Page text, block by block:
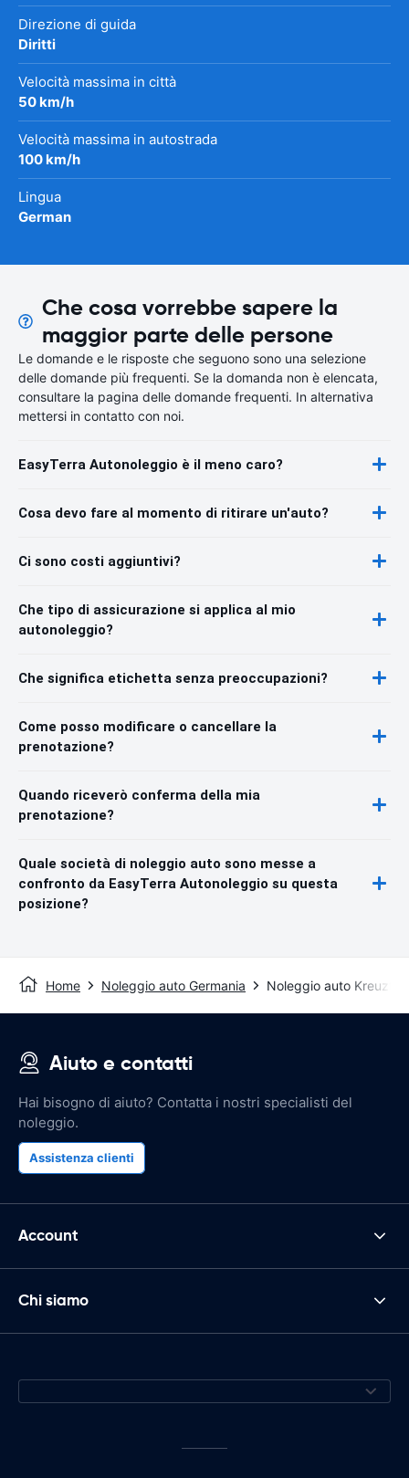
Direzione di guida
Diritti
Velocità massima in città
50 km/h
Velocità massima in autostrada
100 km/h
Lingua
German
Che cosa vorrebbe sapere la
maggior parte delle persone
Le domande e le risposte che seguono sono una selezione
delle domande più frequenti. Se la domanda non è elencata,
consultare la pagina delle domande frequenti. In alternativa
mettersi in contatto con noi.
EasyTerra Autonoleggio è il meno caro?
Cosa devo fare al momento di ritirare un'auto?
Ci sono costi aggiuntivi?
Che tipo di assicurazione si applica al mio
autonoleggio?
Che significa etichetta senza preoccupazioni?
Come posso modificare o cancellare la
prenotazione?
Quando riceverò conferma della mia
prenotazione?
Quale società di noleggio auto sono messe a
confronto da EasyTerra Autonoleggio su questa
posizione?
Home Noleggio auto Germania Noleggio auto Kreuztal
Aiuto e contatti
Hai bisogno di aiuto? Contatta i nostri specialisti del
noleggio.
Assistenza clienti
Account
Chi siamo